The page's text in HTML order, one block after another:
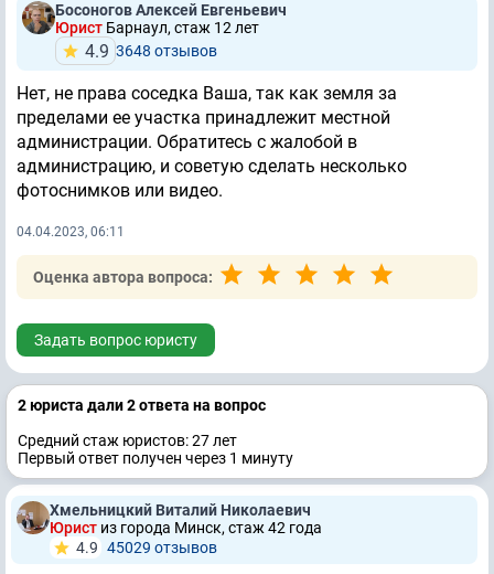
Босоногов Алексей Евгеньевич
Юрист Барнаул, стаж 12 лет
4.9 3648 отзывов
Нет, не права соседка Ваша, так как земля за
пределами ее участка принадлежит местной
администрации. Обратитесь с жалобой в
администрацию, и советую сделать несколько
фотоснимков или видео.
04.04.2023, 06:11
Оценка автора вопроса:
Задать вопрос юристу
2 юристa дали 2 ответa на вопрос
Средний стаж юристов: 27 лет
Первый ответ получен через 1 минуту
Хмельницкий Виталий Николаевич
Юрист из города Минск, стаж 42 годa
4.9 45029 отзывов